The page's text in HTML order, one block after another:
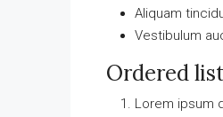
Aliquam
Vestibulum
Ordered
Lorem ipsum